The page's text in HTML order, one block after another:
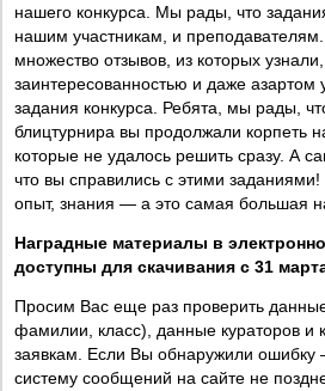
нашего конкурса. Мы рады, что
нашим участникам, и
множество отзывов, из которых
заинтересованностью и даже азартом
задания конкурса. Ребята, мы рады,
блицтурнира вы продолжали корпеть
которые не удалось решить сразу. А
что вы справились с этими
опыт, знания — а это самая большая
Наградные материалы в
доступны для скачивания c 31
Просим Вас еще раз проверить
фамилии, класс), данные кураторов и
заявкам. Если Вы обнаружили
систему сообщений на сайте не